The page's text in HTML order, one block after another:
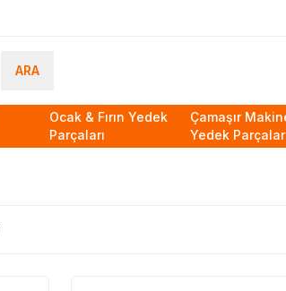
ARA
Ocak & Fırın Yedek
Parçaları
Çamaşır
Yedek